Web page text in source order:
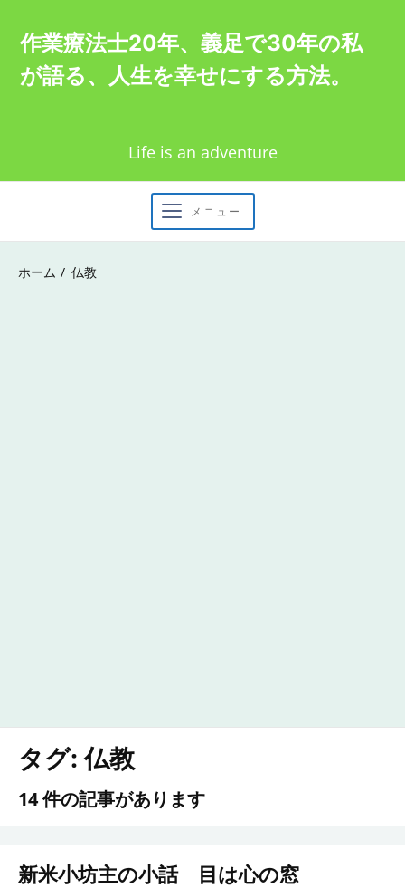
content
作業療法士20年、義足で30年の私
が語る、人生を幸せにする方法。
Life is an adventure
メニュー
ホーム 仏教
タグ:仏教
14 件の記事があります
新米小坊主の小話 目は心の窓